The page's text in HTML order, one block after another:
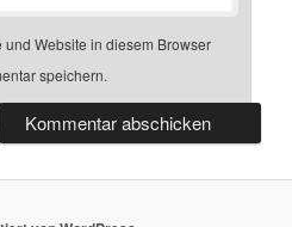
und Website in diesem Browser
speichern.